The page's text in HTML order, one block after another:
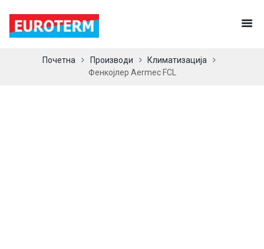
Почетна Производи
Климатизација
Фенкојлер Aermec FCL